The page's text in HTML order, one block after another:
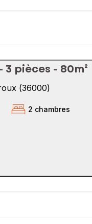
3 pièces - 80m²
(36000)
2 chambres